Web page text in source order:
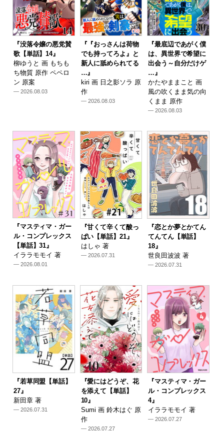
『没落令嬢の悪党賛
歌【単話】14』
柳ゆうと 画 もちも
ち物質 原作 ペペロ
ン 原案
— 2026.08.03
『『おっさんは荷物
でも持ってろよ』と
新人に舐められてる
…』
kiri 画 日之影ソラ 原
作
— 2026.08.03
『最底辺であがく僕
は、異世界で希望に
出会う～自分だけゲ
…』
かたやままこと 画
風の吹くまま気の向
くまま 原作
— 2026.08.03
『マスティマ・ガー
ル・コンプレックス
【単話】31』
イララモモイ 著
— 2026.08.01
『甘くて辛くて酸っ
ぱい【単話】21』
はしゃ 著
— 2026.07.31
『恋とか夢とかてん
てんてん【単話】
18』
世良田波波 著
— 2026.07.31
『若草同盟【単話】
27』
新田章 著
— 2026.07.31
『愛にはどうぞ、花
を添えて【単話】
10』
Sumi 画 鈴木はぐ 原
作
— 2026.07.27
『マスティマ・ガー
ル・コンプレックス
4』
イララモモイ 著
— 2026.07.27